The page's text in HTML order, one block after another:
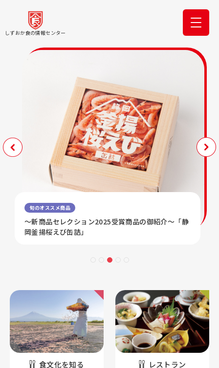
しずおか食の情報センター
旬のオススメ商品
～新商品セレクション2025受賞商品の御紹介～「静
岡釜揚桜えび缶詰」
食文化を知る レストラン